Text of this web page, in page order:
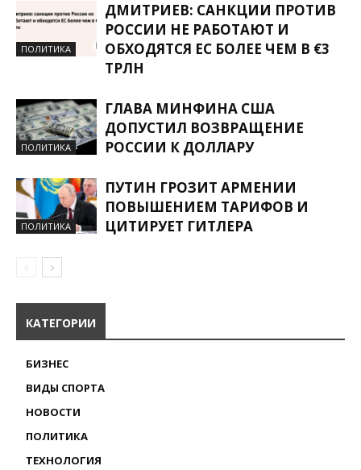
ПОЛИТИКА
ДМИТРИЕВ: САНКЦИИ ПРОТИВ
РОССИИ НЕ РАБОТАЮТ И
ОБХОДЯТСЯ ЕС БОЛЕЕ ЧЕМ В €3
ТРЛН
ПОЛИТИКА
ГЛАВА МИНФИНА США
ДОПУСТИЛ ВОЗВРАЩЕНИЕ
РОССИИ К ДОЛЛАРУ
ПОЛИТИКА
ПУТИН ГРОЗИТ АРМЕНИИ
ПОВЫШЕНИЕМ ТАРИФОВ И
ЦИТИРУЕТ ГИТЛЕРА
КАТЕГОРИИ
БИЗНЕС
ВИДЫ СПОРТА
НОВОСТИ
ПОЛИТИКА
ТЕХНОЛОГИЯ